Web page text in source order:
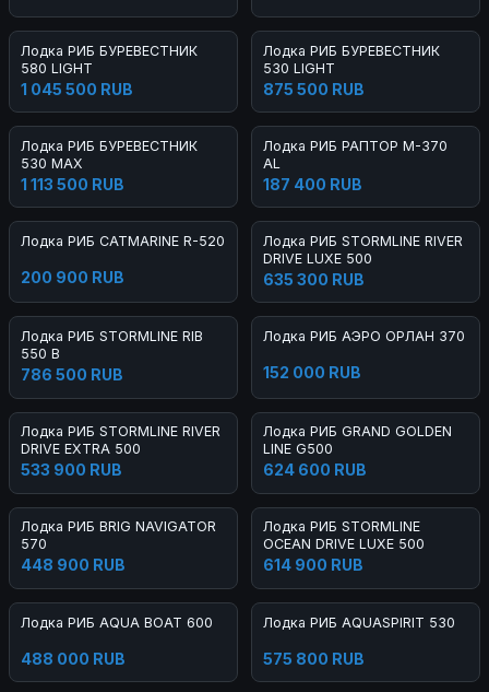
Лодка РИБ БУРЕВЕСТНИК
580 LIGHT
1 045 500 RUB
Лодка РИБ БУРЕВЕСТНИК
530 LIGHT
875 500 RUB
Лодка РИБ БУРЕВЕСТНИК
530 MAX
1 113 500 RUB
Лодка РИБ РАПТОР М-370
AL
187 400 RUB
Лодка РИБ CATMARINE R-520
200 900 RUB
Лодка РИБ STORMLINE RIVER
DRIVE LUXE 500
635 300 RUB
Лодка РИБ STORMLINE RIB
550 B
786 500 RUB
Лодка РИБ АЭРО ОРЛАН 370
152 000 RUB
Лодка РИБ STORMLINE RIVER
DRIVE EXTRA 500
533 900 RUB
Лодка РИБ GRAND GOLDEN
LINE G500
624 600 RUB
Лодка РИБ BRIG NAVIGATOR
570
448 900 RUB
Лодка РИБ STORMLINE
OCEAN DRIVE LUXE 500
614 900 RUB
Лодка РИБ AQUA BOAT 600
488 000 RUB
Лодка РИБ AQUASPIRIT 530
575 800 RUB